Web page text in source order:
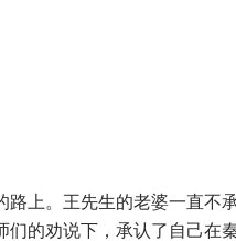
上。王先生的老婆一直不
的劝说下，承认了自己在